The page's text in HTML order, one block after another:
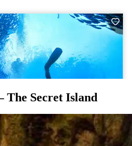
The Secret Island